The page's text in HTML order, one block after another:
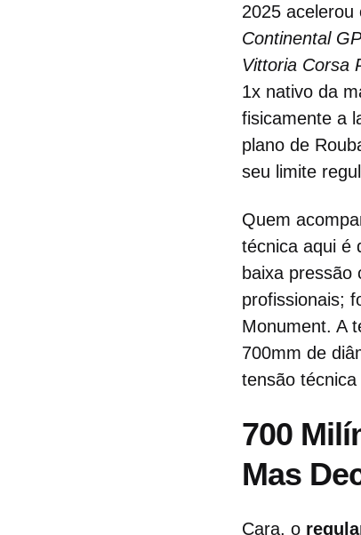
2025
Continental
Vittoria Corsa
1x nativo da
fisicamente a
plano de
seu limite
Quem
técnica aqui é
baixa pressão
profissionais;
Monument. A
700mm de
tensão
700
Mas
Cara, o